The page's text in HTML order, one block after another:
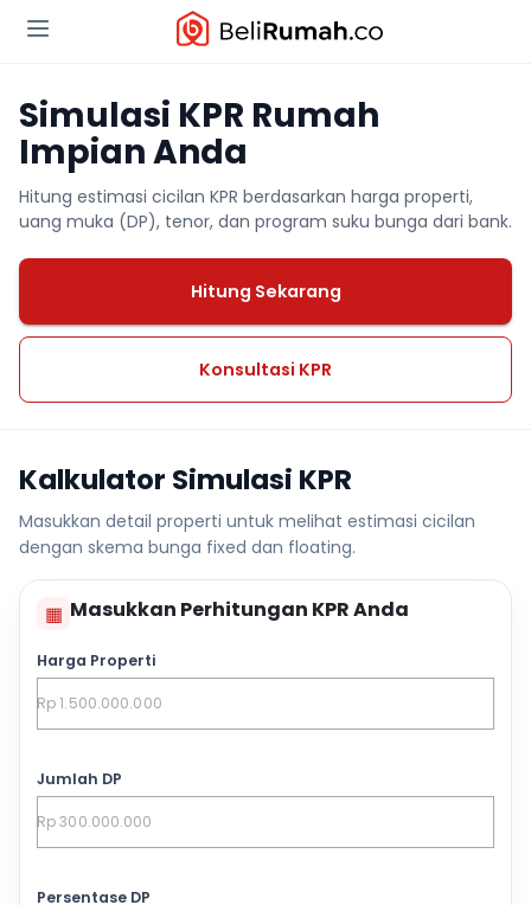
Simulasi KPR Rumah
Impian Anda
Hitung estimasi cicilan KPR berdasarkan harga properti,
uang muka (DP), tenor, dan program suku bunga dari bank.
Hitung Sekarang
Konsultasi KPR
Kalkulator Simulasi KPR
Masukkan detail properti untuk melihat estimasi cicilan
dengan skema bunga fixed dan floating.
▦ Masukkan Perhitungan KPR Anda
Harga Properti
Jumlah DP
Persentase DP